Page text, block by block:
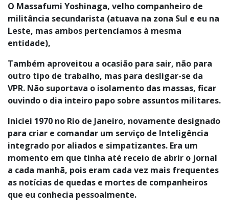
O Massafumi Yoshinaga, velho companheiro de
militância secundarista (atuava na zona Sul e eu na
Leste, mas ambos pertencíamos à mesma
entidade),
Também aproveitou a ocasião para sair, não para
outro tipo de trabalho, mas para desligar-se da
VPR. Não suportava o isolamento das massas, ficar
ouvindo o dia inteiro papo sobre assuntos militares.
Iniciei 1970 no Rio de Janeiro, novamente designado
para criar e comandar um serviço de Inteligência
integrado por aliados e simpatizantes. Era um
momento em que tinha até receio de abrir o jornal
a cada manhã, pois eram cada vez mais frequentes
as notícias de quedas e mortes de companheiros
que eu conhecia pessoalmente.